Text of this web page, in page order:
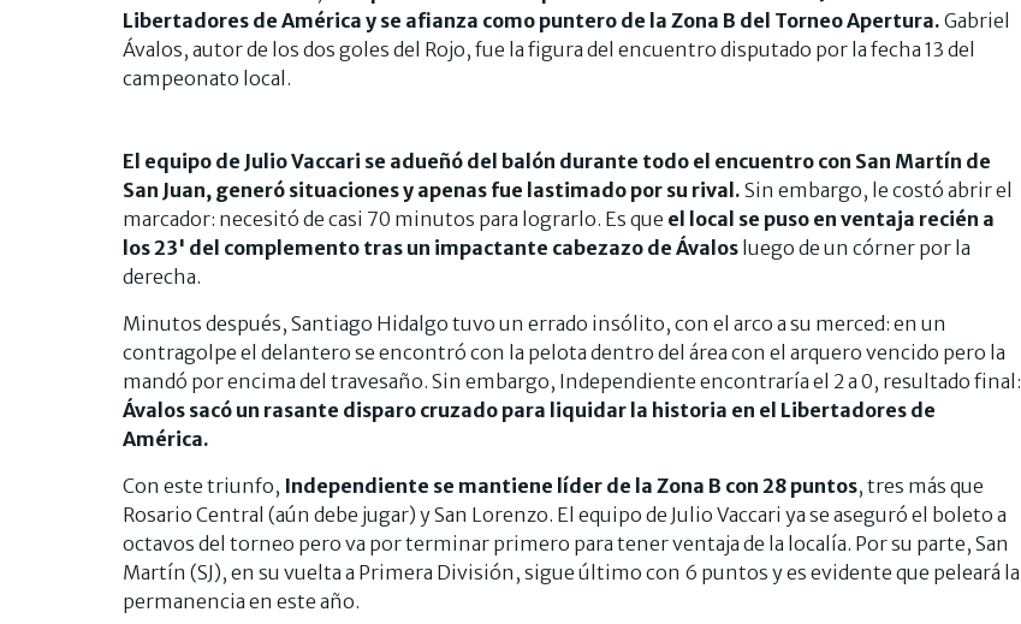
Libertadores de América y se afianza como puntero de la Zona B del Torneo Apertura. Gabriel
Ávalos, autor de los dos goles del Rojo, fue la figura del encuentro disputado por la fecha 13 del
campeonato local.
El equipo de Julio Vaccari se adueñó del balón durante todo el encuentro con San Martín de
San Juan, generó situaciones y apenas fue lastimado por su rival. Sin embargo, le costó abrir el
marcador: necesitó de casi 70 minutos para lograrlo. Es que el local se puso en ventaja recién a
los 23' del complemento tras un impactante cabezazo de Ávalos luego de un córner por la
derecha.
Minutos después, Santiago Hidalgo tuvo un errado insólito, con el arco a su merced: en un
contragolpe el delantero se encontró con la pelota dentro del área con el arquero vencido pero la
mandó por encima del travesaño. Sin embargo, Independiente encontraría el 2 a 0, resultado final:
Ávalos sacó un rasante disparo cruzado para liquidar la historia en el Libertadores de
América.
Con este triunfo, Independiente se mantiene líder de la Zona B con 28 puntos, tres más que
Rosario Central (aún debe jugar) y San Lorenzo. El equipo de Julio Vaccari ya se aseguró el boleto a
octavos del torneo pero va por terminar primero para tener ventaja de la localía. Por su parte, San
Martín (SJ), en su vuelta a Primera División, sigue último con 6 puntos y es evidente que peleará la
permanencia en este año.